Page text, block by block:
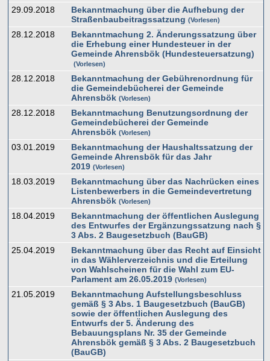
29.09.2018
Bekanntmachung über die Aufhebung der
Straßenbaubeitragssatzung
Vorlesen
28.12.2018
Bekanntmachung 2. Änderungssatzung über
die Erhebung einer Hundesteuer in der
Gemeinde Ahrensbök (Hundesteuersatzung)
Vorlesen
28.12.2018
Bekanntmachung der Gebührenordnung für
die Gemeindebücherei der Gemeinde
Ahrensbök
Vorlesen
28.12.2018
Bekanntmachung Benutzungsordnung der
Gemeindebücherei der Gemeinde
Ahrensbök
Vorlesen
03.01.2019
Bekanntmachung der Haushaltssatzung der
Gemeinde Ahrensbök für das Jahr
2019
Vorlesen
18.03.2019
Bekanntmachung über das Nachrücken eines
Listenbewerbers in die Gemeindevertretung
Ahrensbök
Vorlesen
18.04.2019
Bekanntmachung der öffentlichen Auslegung
des Entwurfes der Ergänzungssatzung nach §
3 Abs. 2 Baugesetzbuch (BauGB)
25.04.2019
Bekanntmachung über das Recht auf Einsicht
in das Wählerverzeichnis und die Erteilung
von Wahlscheinen für die Wahl zum EU-
Parlament am 26.05.2019
Vorlesen
21.05.2019
Bekanntmachung Aufstellungsbeschluss
gemäß § 3 Abs. 1 Baugesetzbuch (BauGB)
sowie der öffentlichen Auslegung des
Entwurfs der 5. Änderung des
Bebauungsplans Nr. 35 der Gemeinde
Ahrensbök gemäß § 3 Abs. 2 Baugesetzbuch
(BauGB)